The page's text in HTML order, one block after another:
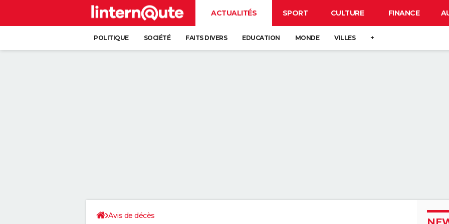
ACTUALITÉS SPORT CULTURE FINANCE
POLITIQUE SOCIÉTÉ FAITS DIVERS EDUCATION MONDE VILLES +
Avis de décès